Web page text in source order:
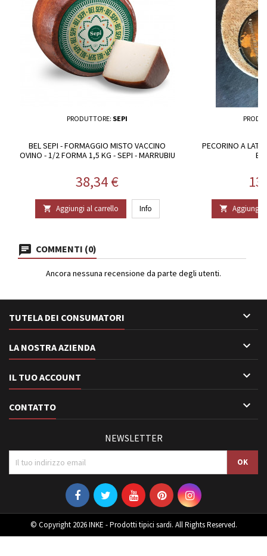
PRODUTTORE: SEPI
BEL SEPI - FORMAGGIO MISTO VACCINO
OVINO - 1/2 FORMA 1,5 KG - SEPI - MARRUBIU
Prezzo
38,34 €
 Aggiungi al carrello Info
PECORINO A
 Aggiungi
COMMENTI (0)
Ancora nessuna recensione da parte degli utenti.
TUTELA DEI CONSUMATORI 
LA NOSTRA AZIENDA 
IL TUO ACCOUNT 
CONTATTO 
NEWSLETTER
© Copyright 2026 INKE - Prodotti tipici sardi. All Rights Reserved.